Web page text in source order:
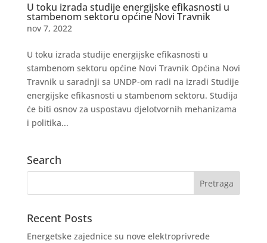
U toku izrada studije energijske efikasnosti u
stambenom sektoru općine Novi Travnik
nov 7, 2022
U toku izrada studije energijske efikasnosti u
stambenom sektoru općine Novi Travnik Općina Novi
Travnik u saradnji sa UNDP-om radi na izradi Studije
energijske efikasnosti u stambenom sektoru. Studija
će biti osnov za uspostavu djelotvornih mehanizama
i politika...
Search
Recent Posts
Energetske zajednice su nove elektroprivrede